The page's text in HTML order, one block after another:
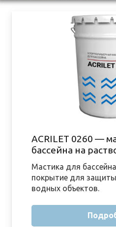
ACRILET 0260 —
бассейна на
Мастика для
покрытие для
водных объектов.